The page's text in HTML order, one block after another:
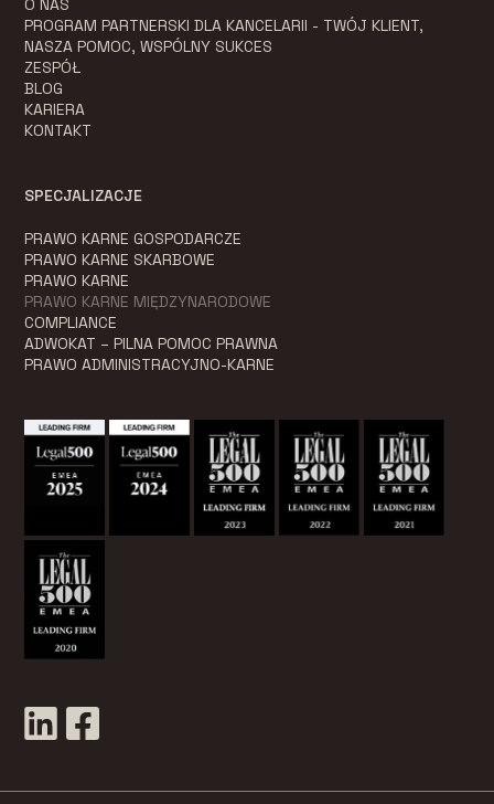
O NAS
PROGRAM PARTNERSKI DLA KANCELARII - TWÓJ KLIENT,
NASZA POMOC, WSPÓLNY SUKCES
ZESPÓŁ
BLOG
KARIERA
KONTAKT
SPECJALIZACJE
PRAWO KARNE GOSPODARCZE
PRAWO KARNE SKARBOWE
PRAWO KARNE
PRAWO KARNE MIĘDZYNARODOWE
COMPLIANCE
ADWOKAT – PILNA POMOC PRAWNA
PRAWO ADMINISTRACYJNO-KARNE